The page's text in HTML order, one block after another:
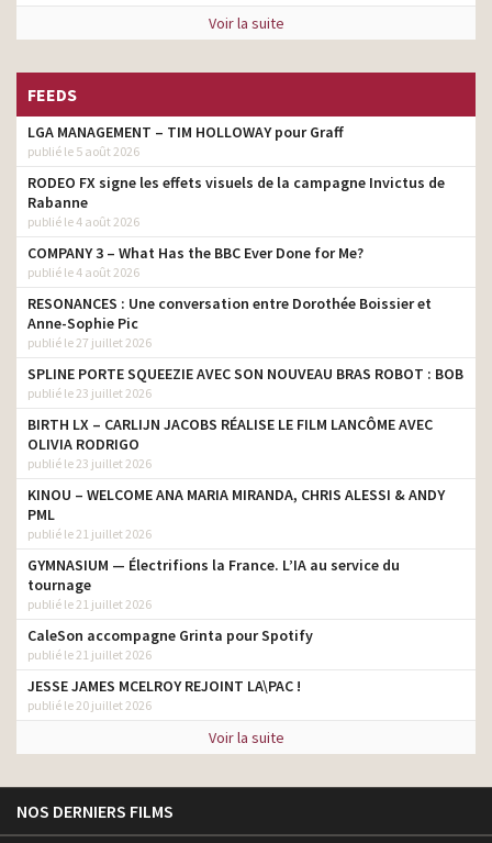
Voir la suite
FEEDS
LGA MANAGEMENT – TIM HOLLOWAY pour Graff
publié le 5 août 2026
RODEO FX signe les effets visuels de la campagne Invictus de
Rabanne
publié le 4 août 2026
COMPANY 3 – What Has the BBC Ever Done for Me?
publié le 4 août 2026
RESONANCES : Une conversation entre Dorothée Boissier et
Anne-Sophie Pic
publié le 27 juillet 2026
SPLINE PORTE SQUEEZIE AVEC SON NOUVEAU BRAS ROBOT : BOB
publié le 23 juillet 2026
BIRTH LX – CARLIJN JACOBS RÉALISE LE FILM LANCÔME AVEC
OLIVIA RODRIGO
publié le 23 juillet 2026
KINOU – WELCOME ANA MARIA MIRANDA, CHRIS ALESSI & ANDY
PML
publié le 21 juillet 2026
GYMNASIUM — Électrifions la France. L’IA au service du
tournage
publié le 21 juillet 2026
CaleSon accompagne Grinta pour Spotify
publié le 21 juillet 2026
JESSE JAMES MCELROY REJOINT LA\PAC !
publié le 20 juillet 2026
Voir la suite
NOS DERNIERS FILMS